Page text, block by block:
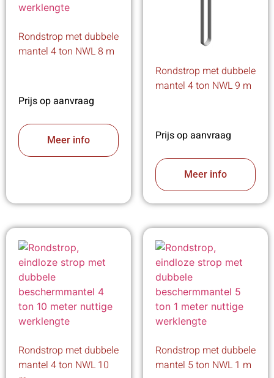
Rondstrop met dubbele
mantel 4 ton NWL 8 m
Prijs op aanvraag
Meer info
Rondstrop met dubbele
mantel 4 ton NWL 9 m
Prijs op aanvraag
Meer info
Rondstrop met dubbele
mantel 4 ton NWL 10
Rondstrop met dubbele
mantel 5 ton NWL 1 m